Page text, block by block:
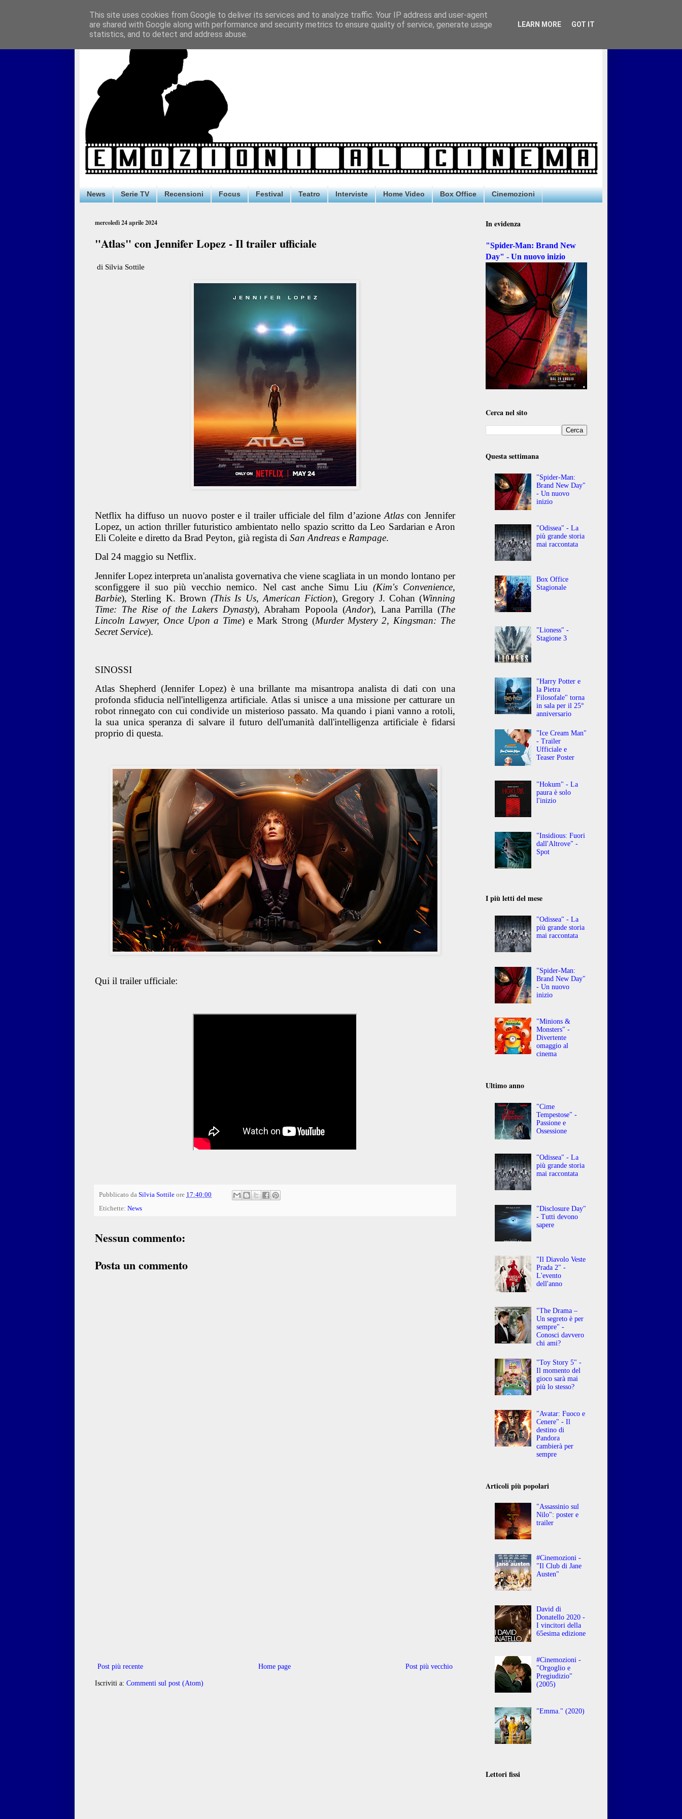
News Serie TV Recensioni Focus Festival Teatro Interviste Home Video Box Office Cinemozioni
mercoledì 24 aprile 2024
"Atlas" con Jennifer Lopez - Il trailer ufficiale
di Silvia Sottile
Netflix ha diffuso un nuovo poster e il trailer ufficiale del film d’azione Atlascon Jennifer
Lopez, un action thriller futuristico ambientato nello spazio scritto da Leo Sardarian e Aron
Eli Coleite e diretto da Brad Peyton, già regista di San Andreas e Rampage.
Dal 24 maggio su Netflix.
Jennifer Lopezinterpreta un'analista governativa che viene scagliata in un mondo lontano per
sconfiggere il suo più vecchio nemico. Nel cast anche Simu Liu (Kim's Convenience,
Barbie), Sterling K. Brown (This Is Us, American Fiction), Gregory J. Cohan (Winning
Time: The Rise of the Lakers Dynasty), Abraham Popoola (Andor), Lana Parrilla (The
Lincoln Lawyer, Once Upon a Time) e Mark Strong (Murder Mystery 2, Kingsman: The
Secret Service).
SINOSSI
Atlas Shepherd (Jennifer Lopez) è una brillante ma misantropa analista di dati con una
profonda sfiducia nell'intelligenza artificiale. Atlas si unisce a una missione per catturare un
robot rinnegato con cui condivide un misterioso passato. Ma quando i piani vanno a rotoli,
la sua unica speranza di salvare il futuro dell'umanità dall'intelligenza artificiale è fidarsi
proprio di questa.
Qui il trailer ufficiale:
Pubblicato da Silvia Sottile ore 17:40:00
Etichette: News
Nessun commento:
Posta un commento
Post più recente Post più vecchio
Home page
Iscriviti a: Commenti sul post (Atom)
In evidenza
"Spider-Man: Brand New
Day" - Un nuovo inizio
Cerca nel sito
Questa settimana
"Spider-Man:
Brand New Day"
- Un nuovo
inizio
"Odissea" - La
più grande storia
mai raccontata
Box Office
Stagionale
"Lioness" -
Stagione 3
"Harry Potter e
la Pietra
Filosofale" torna
in sala per il 25°
anniversario
"Ice Cream Man"
- Trailer
Ufficiale e
Teaser Poster
"Hokum" - La
paura è solo
l'inizio
"Insidious: Fuori
dall'Altrove" -
Spot
I più letti del mese
"Odissea" - La
più grande storia
mai raccontata
"Spider-Man:
Brand New Day"
- Un nuovo
inizio
"Minions &
Monsters" -
Divertente
omaggio al
cinema
Ultimo anno
"Cime
Tempestose" -
Passione e
Ossessione
"Odissea" - La
più grande storia
mai raccontata
"Disclosure Day"
- Tutti devono
sapere
"Il Diavolo Veste
Prada 2" -
L'evento
dell'anno
"The Drama –
Un segreto è per
sempre" -
Conosci davvero
chi ami?
"Toy Story 5" -
Il momento del
gioco sarà mai
più lo stesso?
"Avatar: Fuoco e
Cenere" - Il
destino di
Pandora
cambierà per
sempre
Articoli più popolari
"Assassinio sul
Nilo": poster e
trailer
#Cinemozioni -
"Il Club di Jane
Austen"
David di
Donatello 2020 -
I vincitori della
65esima edizione
#Cinemozioni -
"Orgoglio e
Pregiudizio"
(2005)
"Emma." (2020)
Lettori fissi
This site uses cookies from Google to deliver its services and to analyze traffic. Your IP address and user-agent
are shared with Google along with performance and security metrics to ensure quality of service, generate usage
statistics, and to detect and address abuse.
LEARN MORE GOT IT